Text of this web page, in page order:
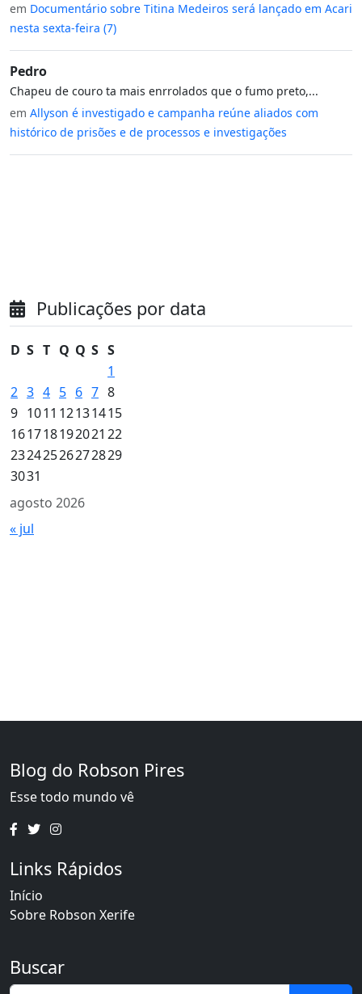
em Documentário sobre Titina Medeiros será lançado em Acari
nesta sexta-feira (7)
Pedro
Chapeu de couro ta mais enrrolados que o fumo preto,...
em Allyson é investigado e campanha reúne aliados com
histórico de prisões e de processos e investigações
Publicações por data
agosto 2026
D S T Q Q S S
1
2 3 4 5 6 7 8
9 1011 12131415
161718192021 22
23242526272829
3031
« jul
Blog do Robson Pires
Esse todo mundo vê
Links Rápidos
Início
Sobre Robson Xerife
Buscar